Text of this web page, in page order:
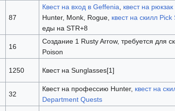
87
Квест на вход в Geffenia, квест на рюкзак
Hunter, Monk, Rogue, квест на скилл Pick
еды на STR+8
16
Создание 1 Rusty Arrow, требуется для
Poison
1250 Квест на Sunglasses[1]
32
Квест на профессию Hunter, квест на
Department Quests